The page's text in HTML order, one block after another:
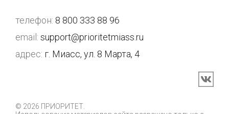
телефон: 8 800 333 88 96
email: support@prioritetmiass.ru
адрес: г. Миасс, ул. 8 Марта, 4
© 2026 ПРИОРИТЕТ.